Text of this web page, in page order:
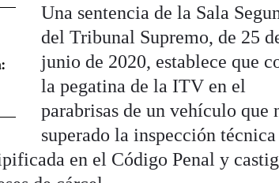
Una sentencia de la Sala
del Tribunal Supremo, de 25
junio de 2020, establece que
la pegatina de la ITV en el
parabrisas de un vehículo que
superado la inspección técnica
en el Código Penal y